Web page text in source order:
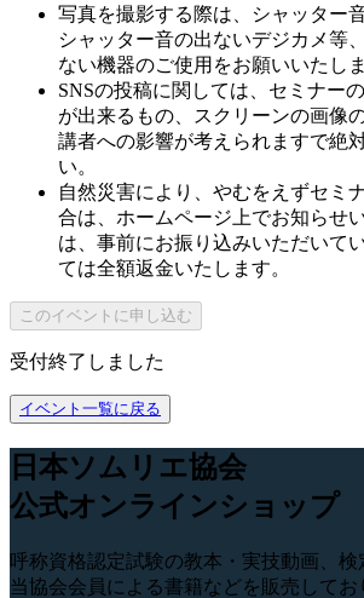
写真を撮影する際は、シャッター
シャッター音の出ないデジカメ等
ない機器のご使用をお願いいたしま
SNSの投稿に関しては、セミナー
が出来るもの、スクリーンの画像
講者への影響が考えられますで絶
い。
自然災害により、やむをえずセミ
合は、ホームページ上でお知らせ
は、事前にお振り込みいただいて
ては全額返金いたします。
このイベントに申し込む
受付終了しました
イベント一覧に戻る
日本ソムリエ協会
公式オンラインショップ
呼称資格認定試験の教本・実技動画、検
当協会会員による書籍などを販売してお